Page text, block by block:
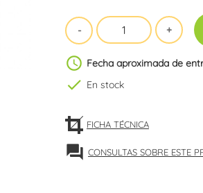
schedule Fecha aproximada de
check En stock
FICHA TÉCNICA
forum CONSULTAS SOBRE ESTE